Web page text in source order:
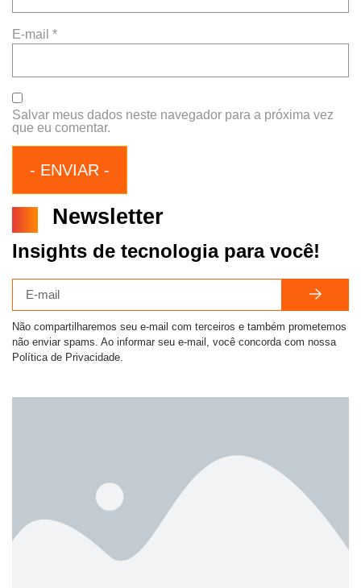
E-mail *
Salvar meus dados neste navegador para a próxima vez
que eu comentar.
Newsletter
Insights de tecnologia para você!
Não compartilharemos seu e-mail com terceiros e também prometemos
não enviar spams. Ao informar seu e-mail, você concorda com nossa
Política de Privacidade.